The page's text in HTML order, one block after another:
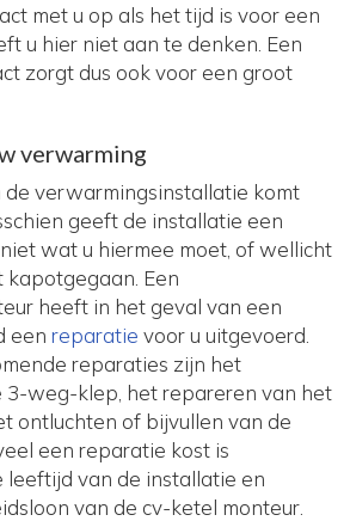
met u op als het tijd is voor een
u hier niet aan te denken. Een
zorgt dus ook voor een groot
verwarming
de verwarmingsinstallatie komt
geeft de installatie een
wat u hiermee moet, of wellicht
kapotgegaan. Een
heeft in het geval van een
een reparatie voor u uitgevoerd.
reparaties zijn het
3-weg-klep, het repareren van het
ontluchten of bijvullen van de
een reparatie kost is
leeftijd van de installatie en
van de cv-ketel monteur.